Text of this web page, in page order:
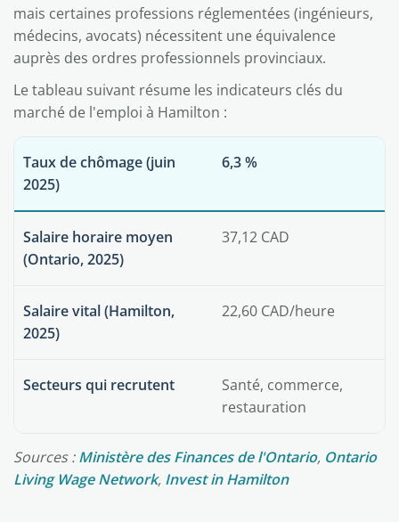
mais certaines professions réglementées (ingénieurs,
médecins, avocats) nécessitent une équivalence
auprès des ordres professionnels provinciaux.
Le tableau suivant résume les indicateurs clés du
marché de l'emploi à Hamilton :
Taux de chômage (juin
2025)
6,3 %
Salaire horaire moyen
(Ontario, 2025)
37,12 CAD
Salaire vital (Hamilton,
2025)
22,60 CAD/heure
Secteurs qui recrutent
Santé, commerce,
restauration
Sources :Ministère des Finances de l'Ontario, Ontario
Living Wage Network, Invest in Hamilton